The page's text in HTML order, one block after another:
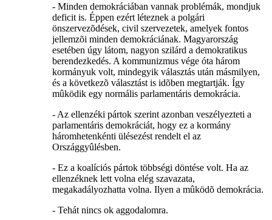
- Minden demokráciában vannak problémák, mondjuk
deficit is. Éppen ezért léteznek a polgári
önszervezõdések, civil szervezetek, amelyek fontos
jellemzõi minden demokráciának. Magyarország
esetében úgy látom, nagyon szilárd a demokratikus
berendezkedés. A kommunizmus vége óta három
kormányuk volt, mindegyik választás után másmilyen,
és a következõ választást is idõben megtartják. Így
mûködik egy normális parlamentáris demokrácia.
- Az ellenzéki pártok szerint azonban veszélyezteti a
parlamentáris demokráciát, hogy ez a kormány
háromhetenkénti ülésezést rendelt el az
Országgyûlésben.
- Ez a koalíciós pártok többségi döntése volt. Ha az
ellenzéknek lett volna elég szavazata,
megakadályozhatta volna. Ilyen a mûködõ demokrácia.
- Tehát nincs ok aggodalomra.